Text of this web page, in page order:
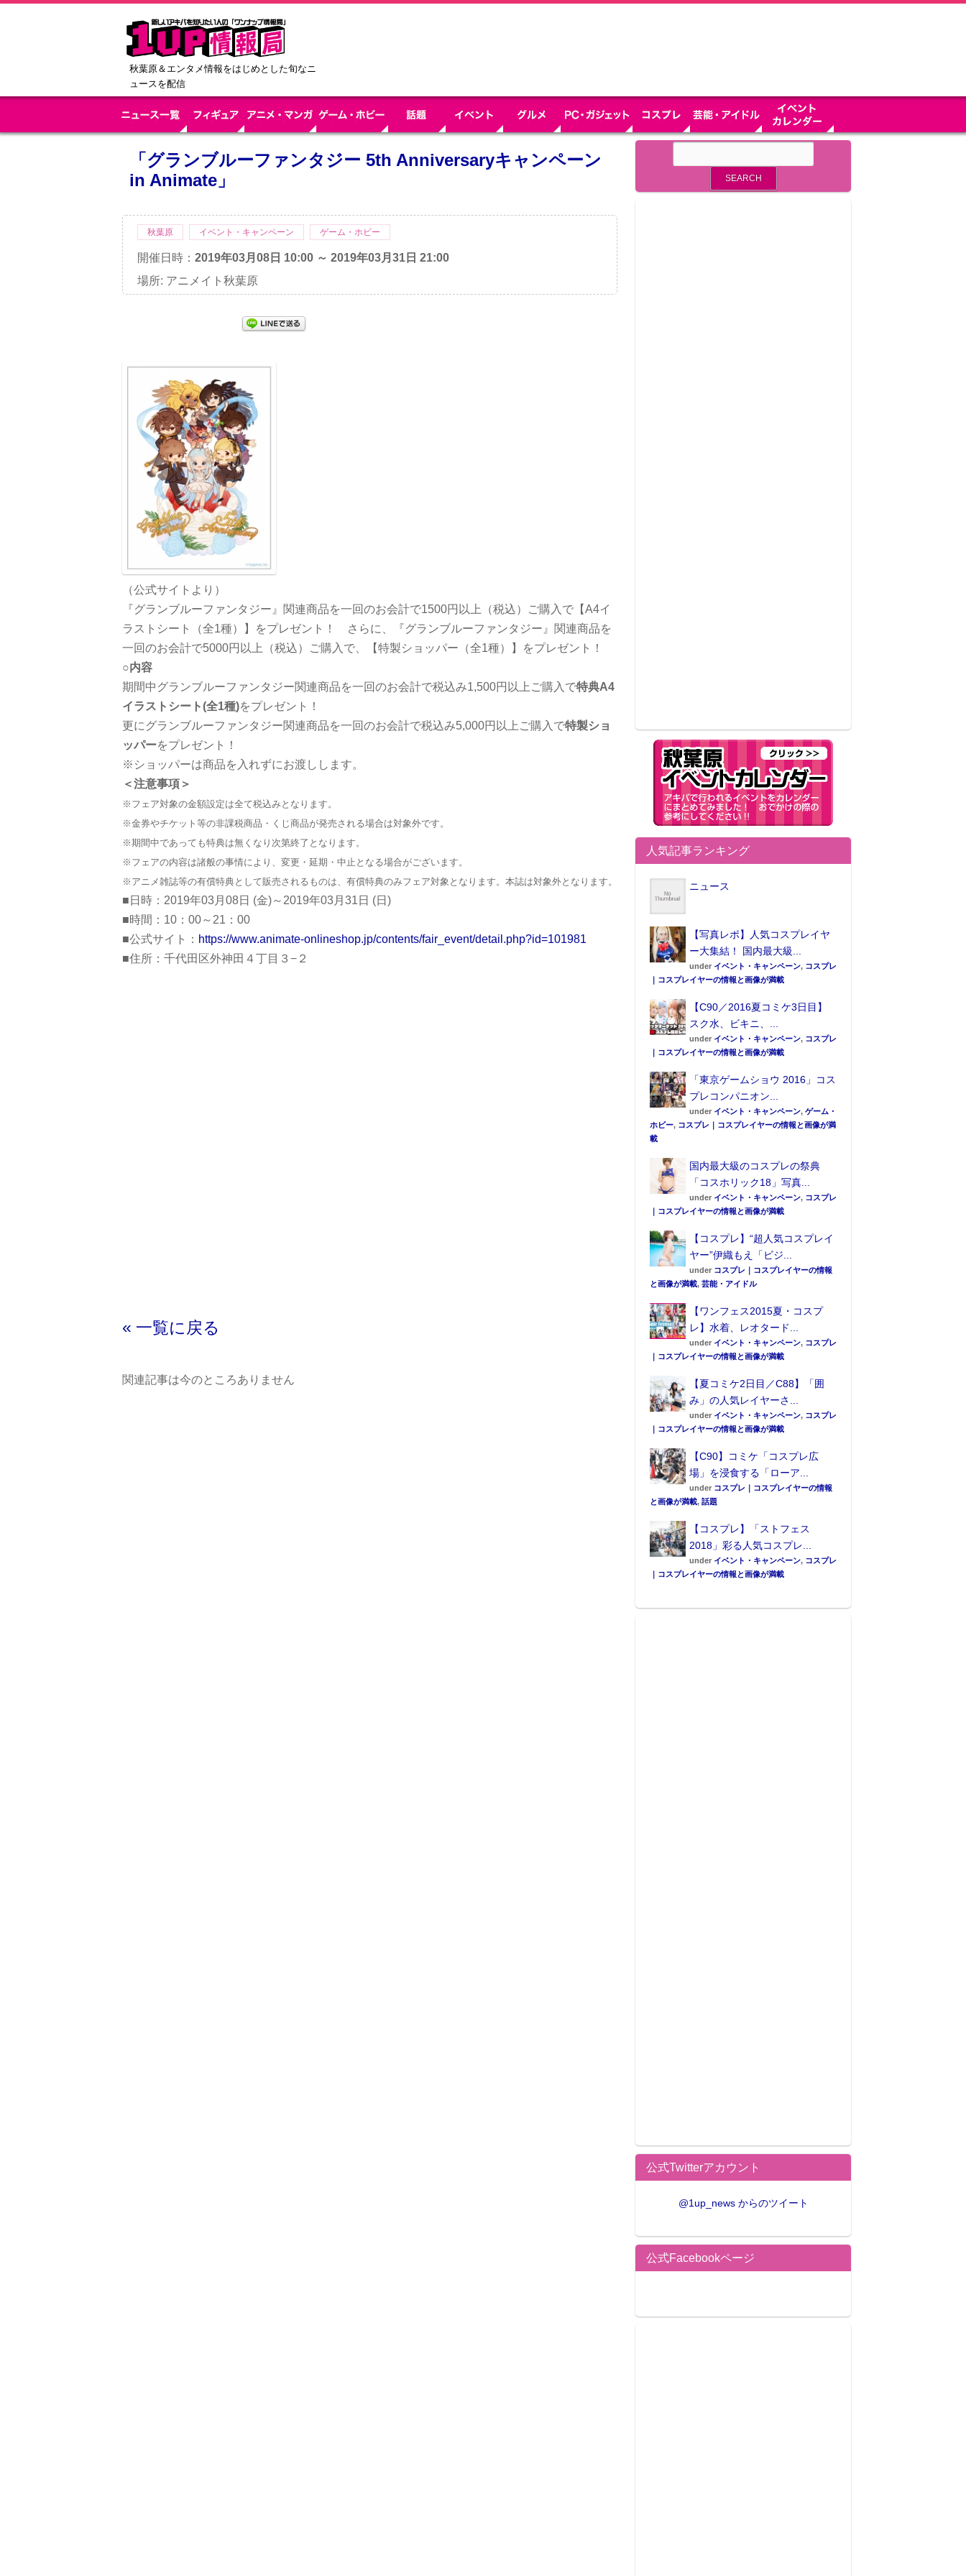
秋葉原＆エンタメ情報をはじめとした旬なニ
ュースを配信
「グランブルーファンタジー 5th Anniversaryキャンペーン
in Animate」
秋葉原 イベント・キャンペーン ゲーム・ホビー
開催日時： 2019年03月08日 10:00 ～ 2019年03月31日 21:00
場所: アニメイト秋葉原
（公式サイトより）
『グランブルーファンタジー』関連商品を一回のお会計で1500円以上（税込）ご購入で【A4イ
ラストシート（全1種）】をプレゼント！ さらに、『グランブルーファンタジー』関連商品を
一回のお会計で5000円以上（税込）ご購入で、【特製ショッパー（全1種）】をプレゼント！
○内容
期間中グランブルーファンタジー関連商品を一回のお会計で税込み1,500円以上ご購入で特典A4
イラストシート(全1種)をプレゼント！
更にグランブルーファンタジー関連商品を一回のお会計で税込み5,000円以上ご購入で特製ショ
ッパーをプレゼント！
※ショッパーは商品を入れずにお渡しします。
＜注意事項＞
※フェア対象の金額設定は全て税込みとなります。
※金券やチケット等の非課税商品・くじ商品が発売される場合は対象外です。
※期間中であっても特典は無くなり次第終了となります。
※フェアの内容は諸般の事情により、変更・延期・中止となる場合がございます。
※アニメ雑誌等の有償特典として販売されるものは、有償特典のみフェア対象となります。本誌は対象外となります。
■日時：2019年03月08日 (金)～2019年03月31日 (日)
■時間：10：00～21：00
■公式サイト： https://www.animate-onlineshop.jp/contents/fair_event/detail.php?id=101981
■住所：千代田区外神田４丁目３−２
« 一覧に戻る
関連記事は今のところありません
人気記事ランキング
ニュース
【写真レポ】人気コスプレイヤ
ー大集結！ 国内最大級...
under イベント・キャンペーン, コスプレ
｜コスプレイヤーの情報と画像が満載
【C90／2016夏コミケ3日目】
スク水、ビキニ、...
under イベント・キャンペーン, コスプレ
｜コスプレイヤーの情報と画像が満載
「東京ゲームショウ 2016」コス
プレコンパニオン...
under イベント・キャンペーン, ゲーム・
ホビー, コスプレ｜コスプレイヤーの情報と画像が満
載
国内最大級のコスプレの祭典
「コスホリック18」写真...
under イベント・キャンペーン, コスプレ
｜コスプレイヤーの情報と画像が満載
【コスプレ】“超人気コスプレイ
ヤー”伊織もえ「ビジ...
under コスプレ｜コスプレイヤーの情報
と画像が満載, 芸能・アイドル
【ワンフェス2015夏・コスプ
レ】水着、レオタード...
under イベント・キャンペーン, コスプレ
｜コスプレイヤーの情報と画像が満載
【夏コミケ2日目／C88】「囲
み」の人気レイヤーさ...
under イベント・キャンペーン, コスプレ
｜コスプレイヤーの情報と画像が満載
【C90】コミケ「コスプレ広
場」を浸食する「ローア...
under コスプレ｜コスプレイヤーの情報
と画像が満載, 話題
【コスプレ】「ストフェス
2018」彩る人気コスプレ...
under イベント・キャンペーン, コスプレ
｜コスプレイヤーの情報と画像が満載
公式Twitterアカウント
@1up_news からのツイート
公式Facebookページ